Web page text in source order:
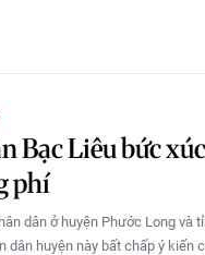
Bạc Liêu bức
phí
dân ở huyện Phước Long và
dân huyện này bất chấp ý kiến